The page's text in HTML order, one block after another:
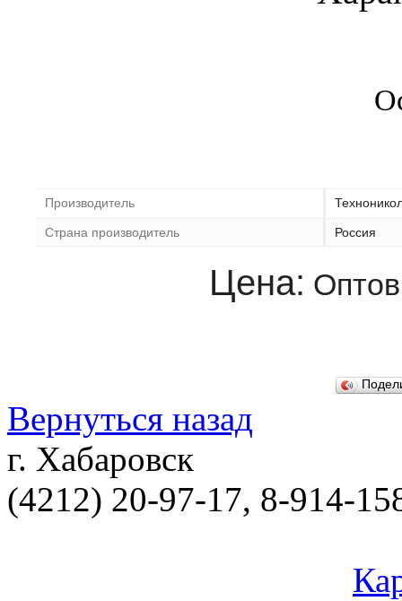
Производитель
Страна производитель Россия
Цена:
Вернуться назад
г. Хабаровск
(4212) 20-97-17, 8-914-